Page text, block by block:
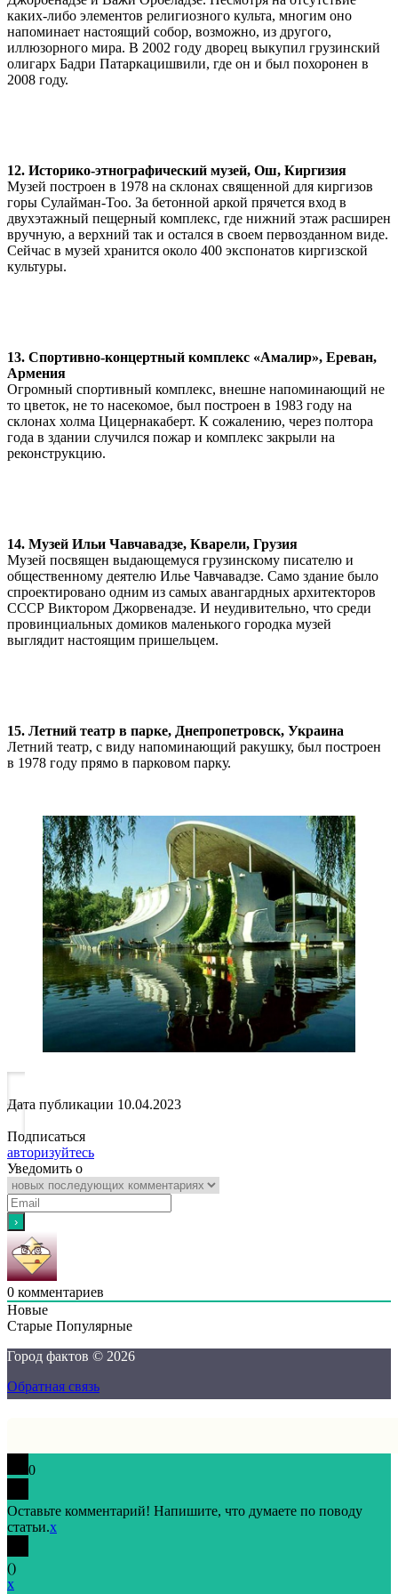
каких-либо элементов религиозного культа, многим оно
напоминает настоящий собор, возможно, из другого,
иллюзорного мира. В 2002 году дворец выкупил грузинский
олигарх Бадри Патаркацишвили, где он и был похоронен в
2008 году.
12. Историко-этнографический музей, Ош, Киргизия
Музей построен в 1978 на склонах священной для киргизов
горы Сулайман-Тоо. За бетонной аркой прячется вход в
двухэтажный пещерный комплекс, где нижний этаж расширен
вручную, а верхний так и остался в своем первозданном виде.
Сейчас в музей хранится около 400 экспонатов киргизской
культуры.
13. Спортивно-концертный комплекс «Амалир», Ереван,
Армения
Огромный спортивный комплекс, внешне напоминающий не
то цветок, не то насекомое, был построен в 1983 году на
склонах холма Цицернакаберт. К сожалению, через полтора
года в здании случился пожар и комплекс закрыли на
реконструкцию.
14. Музей Ильи Чавчавадзе, Кварели, Грузия
Музей посвящен выдающемуся грузинскому писателю и
общественному деятелю Илье Чавчавадзе. Само здание было
спроектировано одним из самых авангардных архитекторов
СССР Виктором Джорвенадзе. И неудивительно, что среди
провинциальных домиков маленького городка музей
выглядит настоящим пришельцем.
15. Летний театр в парке, Днепропетровск, Украина
Летний театр, с виду напоминающий ракушку, был построен
в 1978 году прямо в парковом парку.
Дата публикации 10.04.2023
Подписаться
авторизуйтесь
Уведомить о
0 комментариев
Новые
Старые Популярные
Город фактов © 2026
Обратная связь
0
Оставьте комментарий! Напишите, что думаете по поводу
статьи.x
()
x